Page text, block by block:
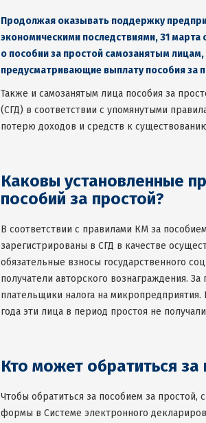
Продолжая оказывать поддержку
экономическими последствиями,31 марта
о пособии за простой самозанятым
предусматривающие выплату пособия за
Также и самозанятым лица пособия за
(СГД) в соответствии с упомянутыми
потерю доходов и средств к
Каковы установленные
пособий за простой?
В соответствии с правилами КМ за
зарегистрированы в СГД в качестве
обязательные взносы государственного
получатели авторского вознаграждения.
плательщики налога на микропредприятия.
года эти лица в период простоя не
Кто может обратиться
Чтобы обратиться за пособием за простой,
формы в Системе электронного